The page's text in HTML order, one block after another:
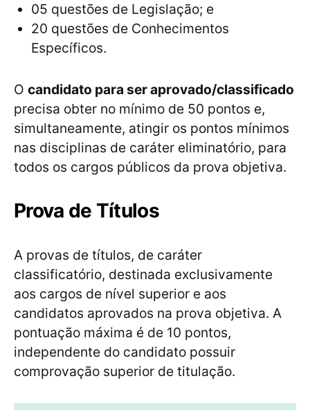
05 questões de Legislação; e
20 questões de Conhecimentos
Específicos.
O candidato para ser aprovado/classificado
precisa obter no mínimo de 50 pontos e,
simultaneamente, atingir os pontos mínimos
nas disciplinas de caráter eliminatório, para
todos os cargos públicos da prova objetiva.
Prova de Títulos
A provas de títulos, de caráter
classificatório, destinada exclusivamente
aos cargos de nível superior e aos
candidatos aprovados na prova objetiva. A
pontuação máxima é de 10 pontos,
independente do candidato possuir
comprovação superior de titulação.